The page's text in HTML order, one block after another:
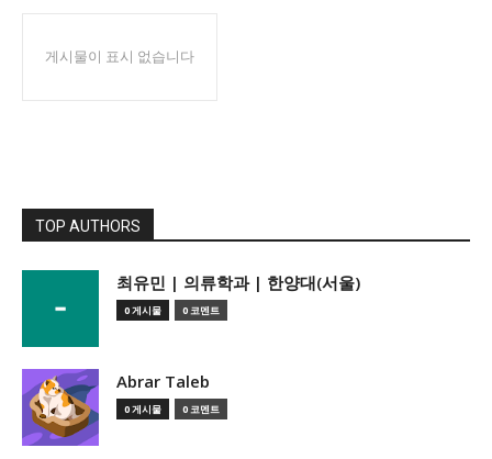
게시물이 표시 없습니다
TOP AUTHORS
­최유민 | 의류학과 | 한양대(서울)
0 게시물 0 코멘트
Abrar Taleb
0 게시물 0 코멘트